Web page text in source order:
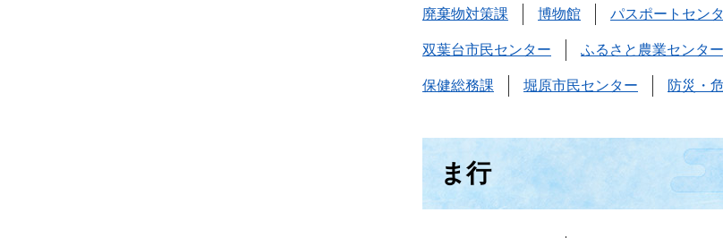
廃棄物対策課 博物館 パスポートセン
双葉台市民センター ふるさと農業センター
保健総務課 堀原市民センター 防災・
ま行